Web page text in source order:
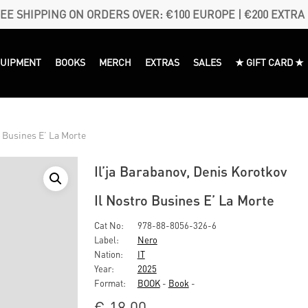
SHIPPING ON ORDERS OVER: €100 EUROPE | €200 EXTRA
BOOKS MERCH EXTRAS SALES ★ GIFT CARD ★
E’ La Morte
Il’ja Barabanov, Denis Korotkov
Il Nostro Busines E’ La Morte
Cat No:
978-88-8056-326-6
Label:
Nero
Nation:
IT
Year:
2025
Format:
BOOK- Book -